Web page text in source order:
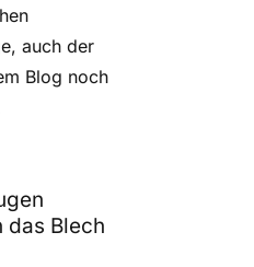
auch der
Blog noch
das Blech